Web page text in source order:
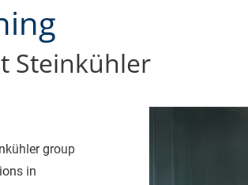
Steinkühler
group
in